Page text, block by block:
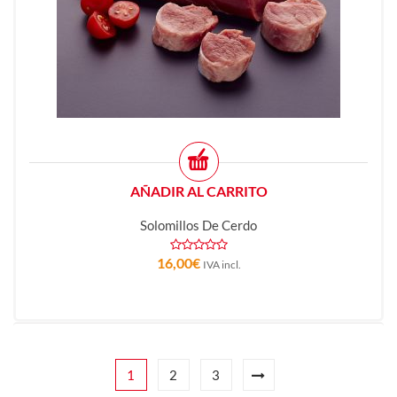
AÑADIR AL CARRITO
Solomillos De Cerdo
16,00€ IVA incl.
1 2 3